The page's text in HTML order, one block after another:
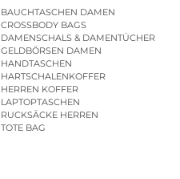
BAUCHTASCHEN DAMEN
CROSSBODY BAGS
DAMENSCHALS & DAMENTÜCHER
GELDBÖRSEN DAMEN
HANDTASCHEN
HARTSCHALENKOFFER
HERREN KOFFER
LAPTOPTASCHEN
RUCKSÄCKE HERREN
TOTE BAG